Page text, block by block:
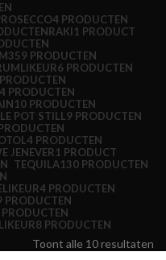
4 PRODUCTEN
RAKI1 PRODUCT
359 PRODUCTEN
6 PRODUCTEN
PRODUCTEN
10 PRODUCTEN
POT STILL9 PRODUCTEN
4 PRODUCTEN
JENEVER1 PRODUCT
TEQUILA130 PRODUCTEN
4 PRODUCTEN
PRODUCTEN
PRODUCTEN
8 PRODUCTEN
Toont alle 10 resultaten